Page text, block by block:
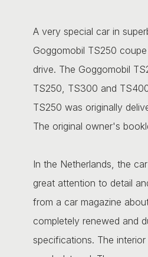
A very special car in
Goggomobil TS250
drive. The Goggomobil
TS250, TS300 and
TS250 was originally
The original owner's
In the Netherlands, the
great attention to detail
from a car magazine
completely renewed and
specifications. The